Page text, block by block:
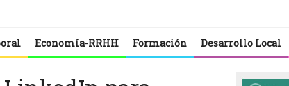
Economía-RRHH Formación Desarrollo Local